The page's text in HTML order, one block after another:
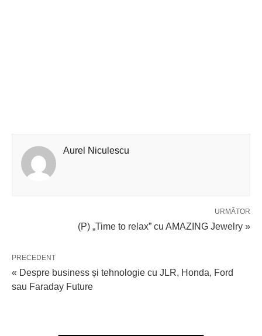
Aurel Niculescu
URMĂTOR
(P) „Time to relax” cu AMAZING Jewelry »
PRECEDENT
« Despre business și tehnologie cu JLR, Honda, Ford
sau Faraday Future